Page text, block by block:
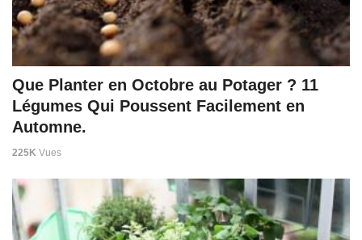
Que Planter en Octobre au Potager ? 11
Légumes Qui Poussent Facilement en
Automne.
225K Vues